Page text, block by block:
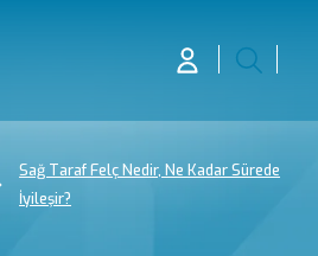
Sağ Taraf Felç Nedir, Ne Kadar Sürede
İyileşir?